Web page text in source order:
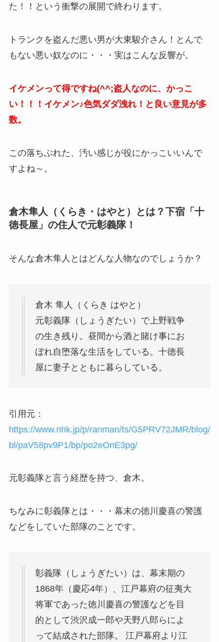
た！！という衝撃の展開で終わります。
トランクを盗んだ悪い男が大東駿介さん！とんで
もない悪い奴なのに・・・実はこんな反響が。
イケメンって得ですね(^^;盗人なのに、かっこ
い！！！イケメン♪色気ダダ洩れ！と良い意見が多
数。
この落ちぶれた、汚い感じが役にかっこいいんで
すよね～。
倉木隼人（くらき・はやと）とは？下宿「十
徳長屋」の住人で元彰義隊！
そんな倉木隼人とはどんな人物なのでしょうか？
倉木 隼人（くらき はやと）
元彰義隊（しょうぎたい）で上野戦争
の生き残り。昼間から酒と賭け事にお
ぼれ自堕落な生活をしている。十徳長
屋に妻子とともに暮らしている。
引用元：
https://www.nhk.jp/p/ranman/ts/G5PRV72JMR/blog/
bl/paV58pv9P1/bp/po2eOnE3pg/
元彰義隊と言う経歴を持つ、倉木。
ちなみに彰義隊とは・・・幕末の徳川慶喜の警護
などをしていた部隊のことです。
彰義隊（しょうぎたい）は、幕末期の
1868年（慶応4年）、江戸幕府の征夷大
将軍であった徳川慶喜の警護などを目
的として渋沢成一郎や天野八郎らによ
って結成された部隊。 江戸幕府より江